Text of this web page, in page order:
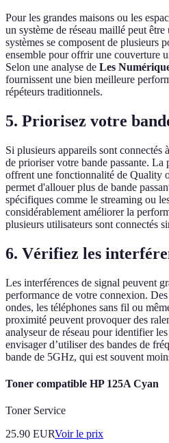
Pour les grandes maisons ou les
un système de réseau maillé peut
systèmes se composent de plusieurs
ensemble pour offrir une couverture
Selon une analyse de Les
fournissent une bien meilleure
répéteurs traditionnels.
5. Priorisez votre
Si plusieurs appareils sont connectés
de prioriser votre bande passante. La
offrent une fonctionnalité de Quality
permet d'allouer plus de bande
spécifiques comme le streaming ou
considérablement améliorer la
plusieurs utilisateurs sont connectés
6. Vérifiez les
Les interférences de signal peuvent
performance de votre connexion.
ondes, les téléphones sans fil ou
proximité peuvent provoquer des
analyseur de réseau pour identifier
envisager d’utiliser des bandes de
bande de 5GHz, qui est souvent
Toner compatible HP 125A Cyan
Toner Service
25.90 EURVoir le prix